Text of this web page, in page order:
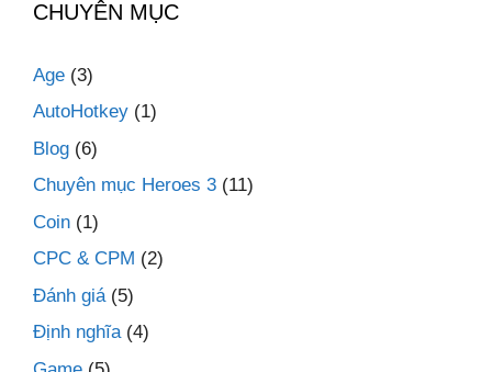
CHUYÊN MỤC
Age (3)
AutoHotkey (1)
Blog (6)
Chuyên mục Heroes 3 (11)
Coin (1)
CPC & CPM (2)
Đánh giá (5)
Định nghĩa(4)